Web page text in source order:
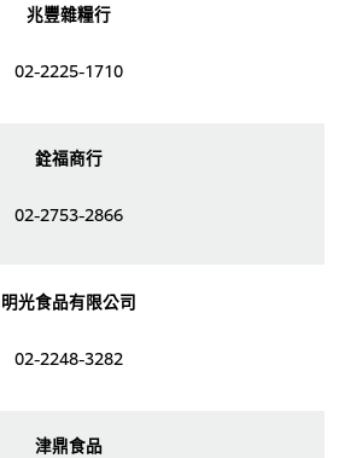
兆豐雜糧行
02-2225-1710
銓福商行
02-2753-2866
明光食品有限公司
02-2248-3282
津鼎食品